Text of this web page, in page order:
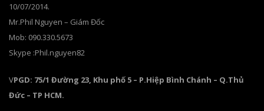
10/07/2014.
Mr.Phil Nguyen – Giám Đốc
Mob: 090.330.5673
Skype :Phil.nguyen82
VPGD: 75/1 Đường 23, Khu phố 5 – P.Hiệp Bình Chánh – Q.Thủ
Đức – TP HCM.